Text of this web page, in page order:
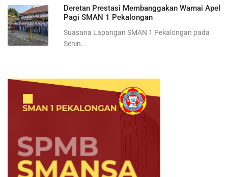
Deretan Prestasi Membanggakan Warnai Apel
Pagi SMAN 1 Pekalongan
Suasana Lapangan SMAN 1 Pekalongan pada
Senin...